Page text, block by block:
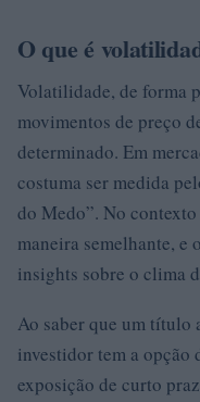
O que é
Volatilidade, de forma
movimentos de preço
determinado. Em
costuma ser medida
do Medo”. No
maneira semelhante, e
insights sobre o clima
Ao saber que um título
investidor tem a opção
exposição de curto